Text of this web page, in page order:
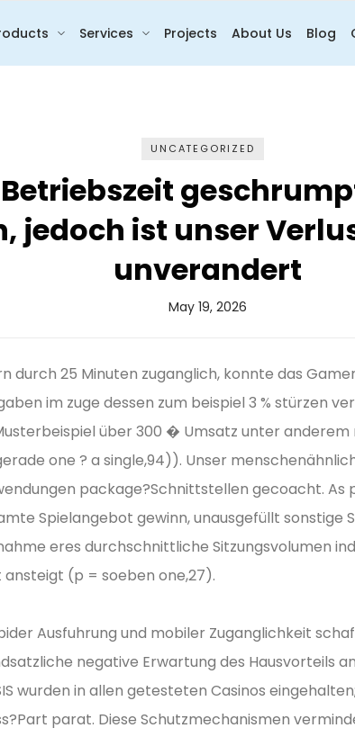
Services Projects About Us Blog
UNCATEGORIZED
jedoch ist unser
unverandert
May 19, 2026
durch 25 Minuten zuganglich, konnte das
im zuge dessen zum beispiel 3 % stürzen
über 300 � Umsatz unter
one ? a single,94)). Unser
package?Schnittstellen gecoacht. As
Spielangebot gewinn, unausgefüllt sonstige
eres durchschnittliche Sitzungsvolumen
(p = soeben one,27).
Ausfuhrung und mobiler Zuganglichkeit
negative Erwartung des Hausvorteils
wurden in allen getesteten Casinos
parat. Diese Schutzmechanismen